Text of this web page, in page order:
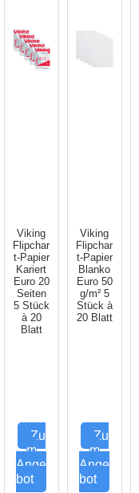
Viking
Flipchar
t-Papier
Kariert
Euro 20
Seiten
5 Stück
à 20
Blatt
Zu
m
Ange
bot
Viking
Flipchar
t-Papier
Blanko
Euro 50
g/m² 5
Stück à
20 Blatt
Zu
m
Ange
bot